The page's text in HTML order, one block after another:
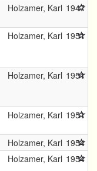
Holzamer, Karl 1947
Holzamer, Karl 1951
Holzamer, Karl 1951
Holzamer, Karl 1951
Holzamer, Karl 1954
Holzamer, Karl 1954